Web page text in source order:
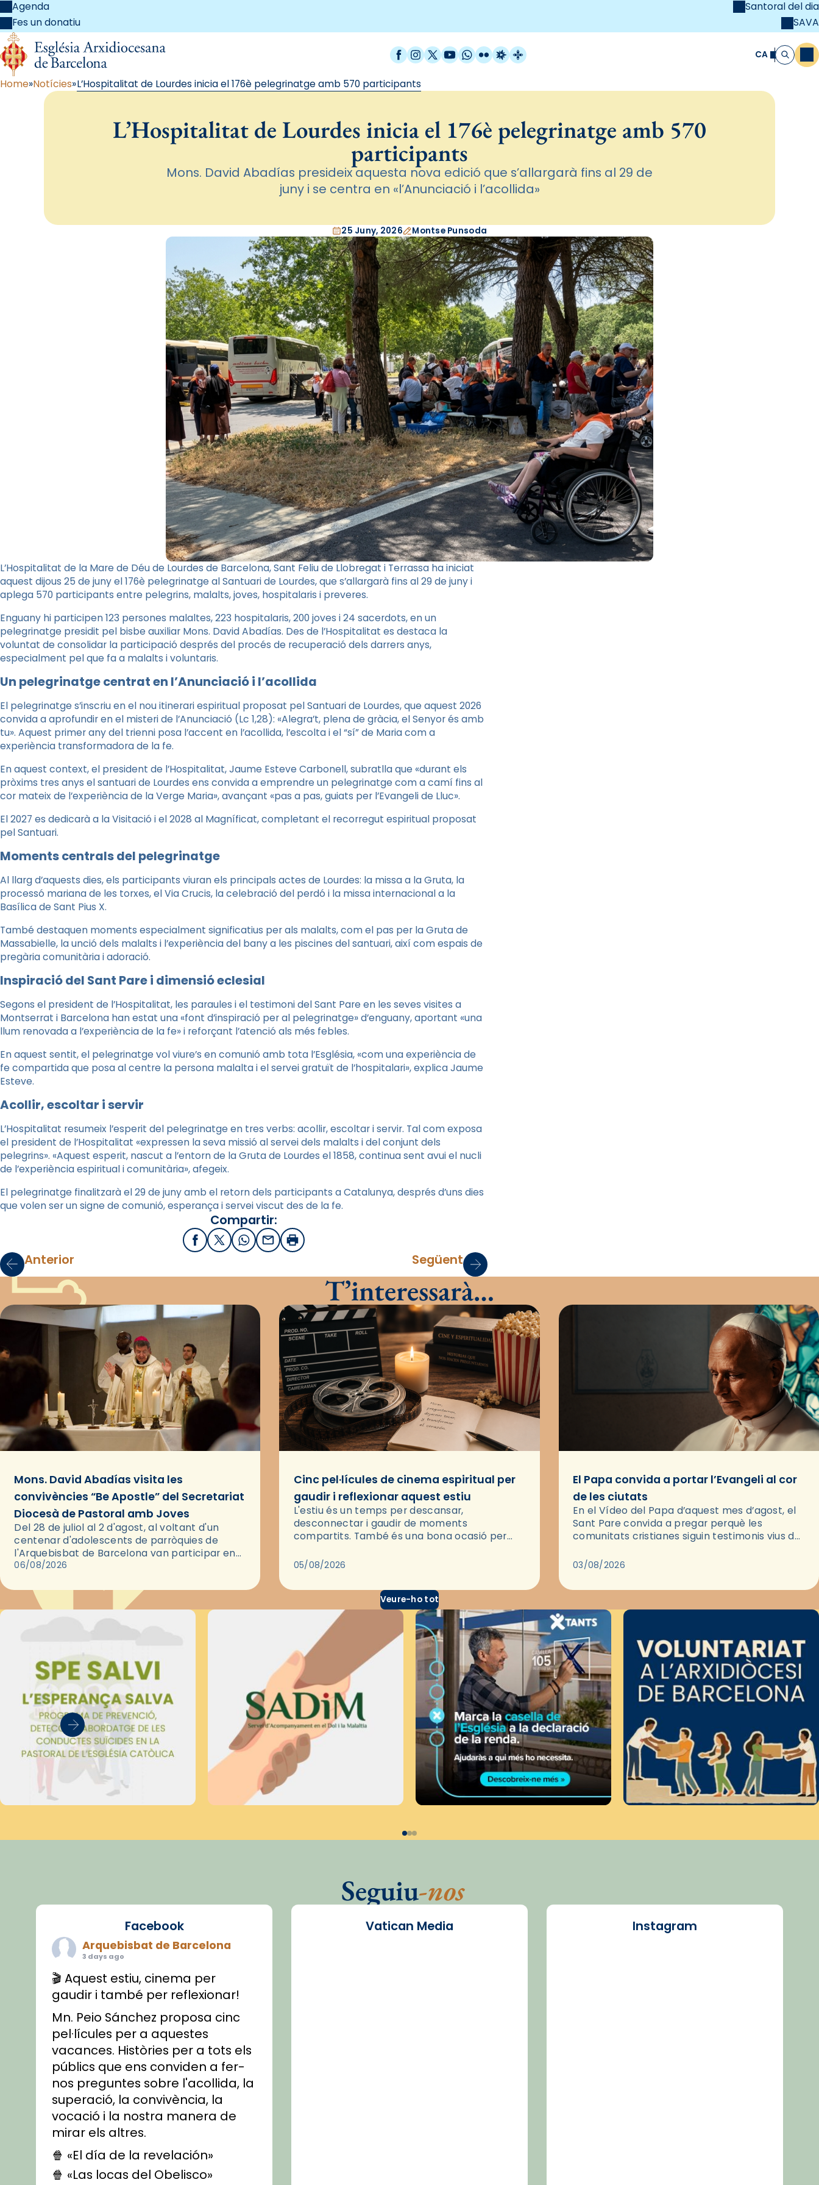
Agenda
Fes un donatiu
Santoral del dia
SAVA
Facebook
Instagram
X / Twitter
YouTube
WhatsApp
FlickrRadio Estel
Catalunya Cristiana CA Cerca
Home Notícies L’Hospitalitat de Lourdes inicia el 176è pelegrinatge amb 570 participants
L’Hospitalitat de Lourdes inicia el 176è pelegrinatge amb 570
participants
Mons. David Abadías presideix aquesta nova edició que s’allargarà fins al 29 de
juny i se centra en «l’Anunciació i l’acollida»
25 Juny, 2026 Montse Punsoda
L’Hospitalitat de la Mare de Déu de Lourdes de Barcelona, Sant Feliu de Llobregat i Terrassa ha iniciat
aquest dijous 25 de juny el 176è pelegrinatge al Santuari de Lourdes, que s’allargarà fins al 29 de juny i
aplega 570 participants entre pelegrins, malalts, joves, hospitalaris i preveres.
Enguany hi participen 123 persones malaltes, 223 hospitalaris, 200 joves i 24 sacerdots, en un
pelegrinatge presidit pel bisbe auxiliar Mons. David Abadías. Des de l’Hospitalitat es destaca la
voluntat de consolidar la participació després del procés de recuperació dels darrers anys,
especialment pel que fa a malalts i voluntaris.
Un pelegrinatge centrat en l’Anunciació i l’acollida
El pelegrinatge s’inscriu en el nou itinerari espiritual proposat pel Santuari de Lourdes, que aquest 2026
convida a aprofundir en el misteri de l’Anunciació (Lc 1,28): «Alegra’t, plena de gràcia, el Senyor és amb
tu». Aquest primer any del trienni posa l’accent en l’acollida, l’escolta i el “sí” de Maria com a
experiència transformadora de la fe.
En aquest context, el president de l’Hospitalitat, Jaume Esteve Carbonell, subratlla que «durant els
pròxims tres anys el santuari de Lourdes ens convida a emprendre un pelegrinatge com a camí fins al
cor mateix de l’experiència de la Verge Maria», avançant «pas a pas, guiats per l’Evangeli de Lluc».
El 2027 es dedicarà a la Visitació i el 2028 al Magníficat, completant el recorregut espiritual proposat
pel Santuari.
Moments centrals del pelegrinatge
Al llarg d’aquests dies, els participants viuran els principals actes de Lourdes: la missa a la Gruta, la
processó mariana de les torxes, el Via Crucis, la celebració del perdó i la missa internacional a la
Basílica de Sant Pius X.
També destaquen moments especialment significatius per als malalts, com el pas per la Gruta de
Massabielle, la unció dels malalts i l’experiència del bany a les piscines del santuari, així com espais de
pregària comunitària i adoració.
Inspiració del Sant Pare i dimensió eclesial
Segons el president de l’Hospitalitat, les paraules i el testimoni del Sant Pare en les seves visites a
Montserrat i Barcelona han estat una «font d’inspiració per al pelegrinatge» d’enguany, aportant «una
llum renovada a l’experiència de la fe» i reforçant l’atenció als més febles.
En aquest sentit, el pelegrinatge vol viure’s en comunió amb tota l’Església, «com una experiència de
fe compartida que posa al centre la persona malalta i el servei gratuït de l’hospitalari», explica Jaume
Esteve.
Acollir, escoltar i servir
L’Hospitalitat resumeix l’esperit del pelegrinatge en tres verbs: acollir, escoltar i servir. Tal com exposa
el president de l’Hospitalitat «expressen la seva missió al servei dels malalts i del conjunt dels
pelegrins». «Aquest esperit, nascut a l’entorn de la Gruta de Lourdes el 1858, continua sent avui el nucli
de l’experiència espiritual i comunitària», afegeix.
El pelegrinatge finalitzarà el 29 de juny amb el retorn dels participants a Catalunya, després d’uns dies
que volen ser un signe de comunió, esperança i servei viscut des de la fe.
Compartir:
FacebookX / Twitter
WhatsApp
EmailImprimir
Anterior Següent
T’interessarà…
Mons. David Abadías visita les
convivències “Be Apostle” del Secretariat
Diocesà de Pastoral amb Joves
Del 28 de juliol al 2 d'agost, al voltant d'un
centenar d'adolescents de parròquies de
l'Arquebisbat de Barcelona van participar en
les convivències Be Apostle, organitzades pel
06/08/2026
Cinc pel·lícules de cinema espiritual per
gaudir i reflexionar aquest estiu
L'estiu és un temps per descansar,
desconnectar i gaudir de moments
compartits. També és una bona ocasió per
través del cinema, reflexionar sobre les…
05/08/2026
El Papa convida a portar l’Evangeli al cor
de les ciutats
En el Vídeo del Papa d’aquest mes d’agost, el
Sant Pare convida a pregar perquè les
comunitats cristianes siguin testimonis vius de
pregària, el…
03/08/2026
Veure-ho tot
Seguiu-nos
Facebook
Arquebisbat de Barcelona
3 days ago
🎬 Aquest estiu, cinema per
gaudir i també per reflexionar!
Mn. Peio Sánchez proposa cinc
pel·lícules per a aquestes
vacances. Històries per a tots els
públics que ens conviden a fer-
nos preguntes sobre l'acollida, la
superació, la convivència, la
vocació i la nostra manera de
mirar els altres.
🍿 «El día de la revelación»
🍿 «Las locas del Obelisco»
Vatican Media Instagram